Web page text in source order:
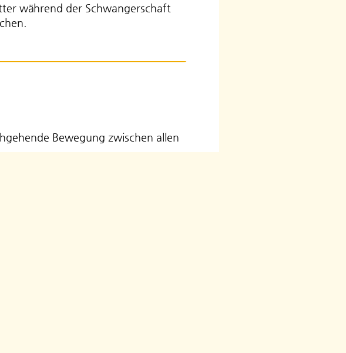
während der Schwangerschaft
Bewegung zwischen allen